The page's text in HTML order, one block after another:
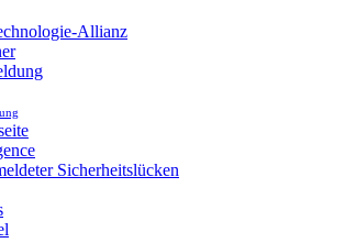
Allianz
Sicherheitslücken